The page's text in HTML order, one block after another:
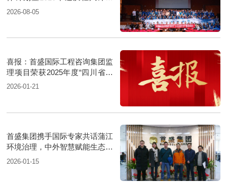
夏令营”圆满落幕
2026-08-05
喜报：首盛国际工程咨询集团监
理项目荣获2025年度“四川省优
质机电安装工程”
2026-01-21
首盛集团携手国际专家共话蒲江
环境治理，中外智慧赋能生态升
级
2026-01-15